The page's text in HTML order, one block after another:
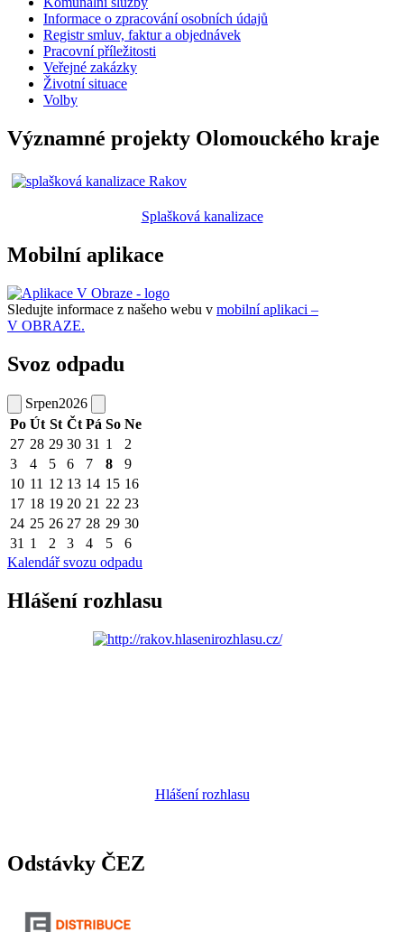
Informace o zpracování osobních údajů
Registr smluv, faktur a objednávek
Pracovní příležitosti
Veřejné zakázky
Životní situace
Volby
Významné projekty Olomouckého kraje
Splašková kanalizace
Mobilní aplikace
Sledujte informace z našeho webu v mobilní aplikaci –
V OBRAZE.
Svoz odpadu
Srpen2026
Po Út St Čt Pá So Ne
27 28 29 30 31 1
2
3
4 5 6 7 8
9
10 11 12 13 14 15 16
17 18 19 20 21 22 23
24 25 26 27 28 29 30
31 1 2 3 4 5
6
Kalendář svozu odpadu
Hlášení rozhlasu
Hlášení rozhlasu
Odstávky ČEZ